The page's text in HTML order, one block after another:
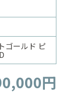
ゴールド ピ
円